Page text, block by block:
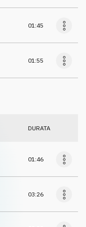
01:45
01:55
DURATA
01:46
03:26